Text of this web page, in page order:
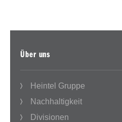
Über uns
Heintel Gruppe
Nachhaltigkeit
Divisionen